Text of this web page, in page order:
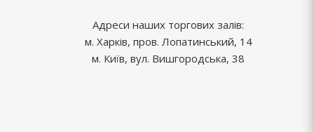
Адреси наших торгових залів:
м. Харків, пров. Лопатинський, 14
м. Київ, вул. Вишгородська, 38